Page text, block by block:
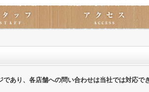
あり、各店舗への問い合わせは当社では対応で